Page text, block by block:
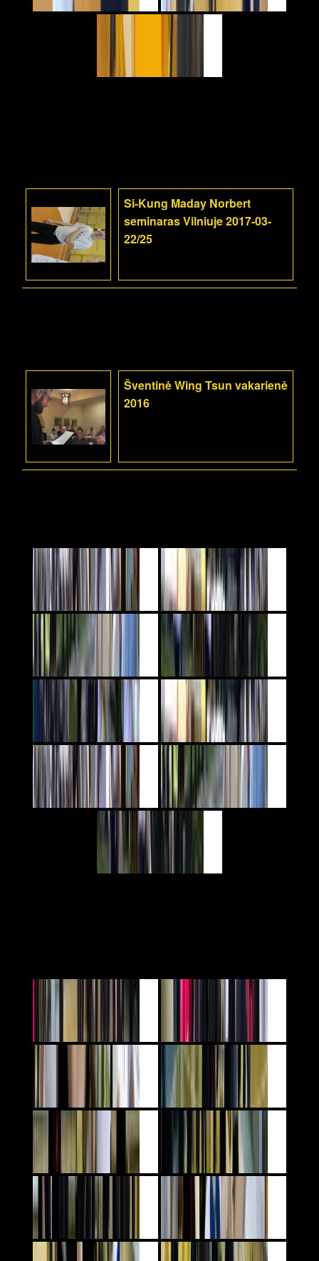
Si-Kung Maday Norbert
seminaras Vilniuje 2017-03-
22/25
Šventinė Wing Tsun vakarienė
2016